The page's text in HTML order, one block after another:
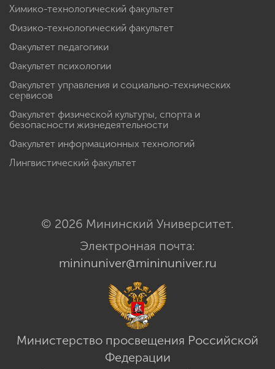
Химико-технологический факультет
Физико-технологический факультет
Факультет педагогики
Факультет психологии
Факультет управления и социально-технических
сервисов
Факультет физической культуры, спорта и
безопасности жизнедеятельности
Факультет информационных технологий
Лингвистический факультет
© 2026 Мининский Университет.
Электронная почта:
mininuniver@mininuniver.ru
Министерство просвещения Российской
Федерации